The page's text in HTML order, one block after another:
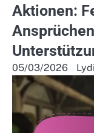
Aktionen:
05/03/2026